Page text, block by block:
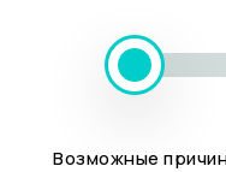
Возможные